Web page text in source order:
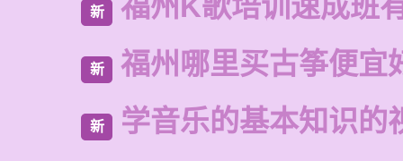
新 福州K歌培训速成班
新 福州哪里买古筝便宜
新 学音乐的基本知识的